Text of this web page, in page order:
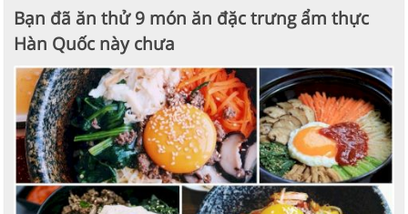
Bạn đã ăn thử 9 món ăn đặc trưng ẩm thực
Hàn Quốc này chưa